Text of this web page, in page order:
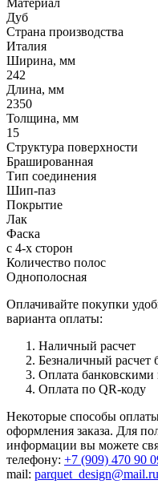
Дуб
Страна производства
Италия
Ширина, мм
242
Длина, мм
2350
Толщина, мм
15
Структура поверхности
Брашированная
Тип соединения
Шип-паз
Покрытие
Лак
Фаска
с 4-х сторон
Количество полос
Однополосная
Оплачивайте покупки
варианта оплаты:
Наличный расчет
Безналичный
Оплата банковскими
Оплата по QR-коду
Некоторые способы
оформления заказа. Для
информации вы можете
телефону: +7 (909) 470 90
mail: parquet_design@mail.ru